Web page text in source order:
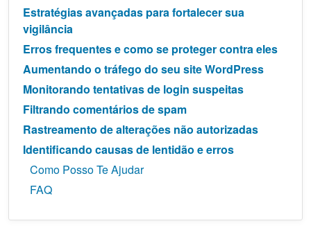
Estratégias avançadas para fortalecer sua
vigilância
Erros frequentes e como se proteger contra eles
Aumentando o tráfego do seu site WordPress
Monitorando tentativas de login suspeitas
Filtrando comentários de spam
Rastreamento de alterações não autorizadas
Identificando causas de lentidão e erros
Como Posso Te Ajudar
FAQ